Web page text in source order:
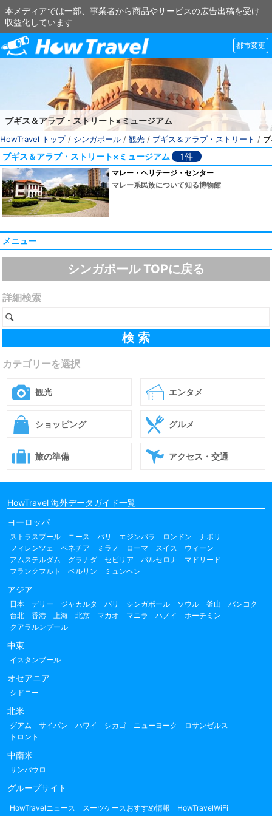
本メディアでは一部、事業者から商品やサービスの広告出稿を受け
収益化しています
都市変更
ブギス＆アラブ・ストリート×ミュージアム
HowTravel トップ/ シンガポール / 観光 / ブギス＆アラブ・ストリート /
ブギス＆アラブ・ストリート×ミュージアム 1件
マレー・ヘリテージ・センター
マレー系民族について知る博物館
メニュー
シンガポール TOPに戻る
詳細検索
カテゴリーを選択
観光 エンタメ
ショッピング グルメ
旅の準備 アクセス・交通
HowTravel 海外データガイド一覧
ヨーロッパ
ストラスブール ニース パリ エジンバラ ロンドン
ナポリ
フィレンツェ
ベネチア ミラノ ローマ スイス
ウィーン
アムステルダム
グラナダ セビリア バルセロナ
マドリード
フランクフルト
ベルリン ミュンヘン
アジア
日本 デリー ジャカルタ バリ シンガポール ソウル 釜山
バンコク
台北
香港 上海 北京 マカオ マニラ ハノイ
ホーチミン
クアラルンプール
中東
イスタンブール
オセアニア
シドニー
北米
グアム サイパン ハワイ シカゴ ニューヨーク
ロサンゼルス
トロント
中南米
サンパウロ
グループサイト
HowTravelニュース スーツケースおすすめ情報 HowTravelWiFi